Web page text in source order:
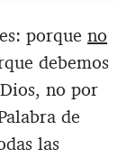
porque no
debemos
no por
de
las